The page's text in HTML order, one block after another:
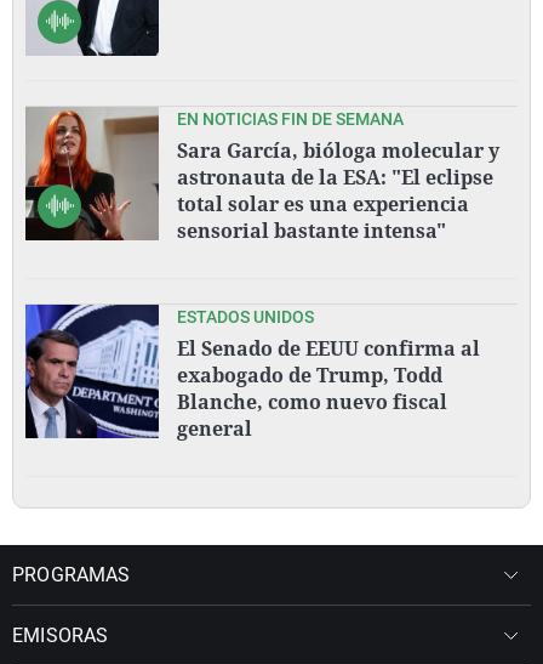
EN NOTICIAS FIN DE SEMANA
Sara García, bióloga molecular y
astronauta de la ESA: "El eclipse
total solar es una experiencia
sensorial bastante intensa"
ESTADOS UNIDOS
El Senado de EEUU confirma al
exabogado de Trump, Todd
Blanche, como nuevo fiscal
general
PROGRAMAS
EMISORAS